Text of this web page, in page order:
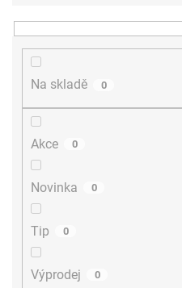
n
Na skladě 0
Akce 0
Novinka 0
Tip 0
Výprodej 0